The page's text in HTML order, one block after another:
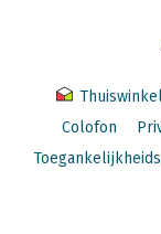
Colofon